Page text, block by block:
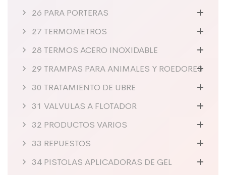
26 PARA PORTERAS
27 TERMOMETROS
28 TERMOS ACERO INOXIDABLE
29 TRAMPAS PARA ANIMALES Y ROEDORES
30 TRATAMIENTO DE UBRE
31 VALVULAS A FLOTADOR
32 PRODUCTOS VARIOS
33 REPUESTOS
34 PISTOLAS APLICADORAS DE GEL